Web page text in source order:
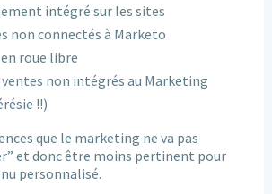
intégré sur les sites
non connectés à Marketo
roue libre
ventes non intégrés au Marketing
!!)
que le marketing ne va pas
et donc être moins pertinent pour
personnalisé.